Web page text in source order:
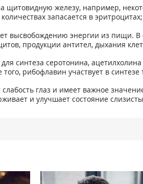
щитовидную железу, например,
запасается в
высвобождению энергии из пищи.
продукции антител, дыхания
синтеза серотонина,
рибофлавин участвует в
глаз и имеет важное
и улучшает состояние